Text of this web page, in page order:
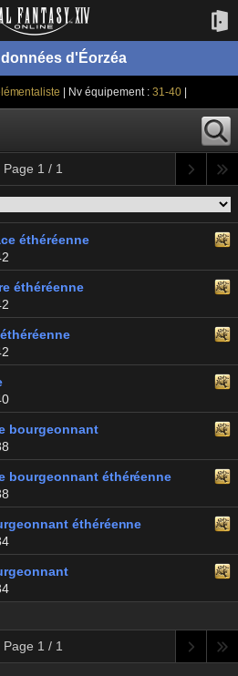
données d'Éorzéa
| Nv équipement :31-40
Page 1 / 1
éthéréenne
éthéréenne
bourgeonnant
bourgeonnant éthéréenne
éthéréenne
Page 1 / 1